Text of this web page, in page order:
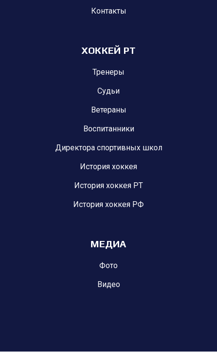
Контакты
ХОККЕЙ РТ
Тренеры
Судьи
Ветераны
Воспитанники
Директора спортивных школ
История хоккея
История хоккея РТ
История хоккея РФ
МЕДИА
Фото
Видео